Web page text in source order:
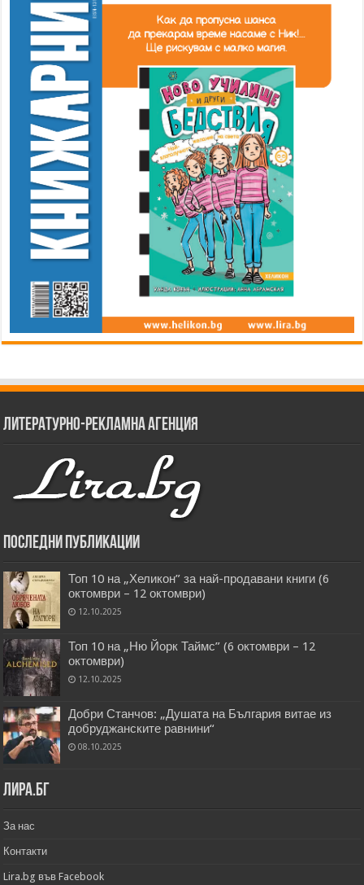
Литературно-рекламна агенция
Последни публикации
Топ 10 на „Хеликон” за най-продавани книги (6
октомври – 12 октомври)
12.10.2025
Топ 10 на „Ню Йорк Таймс” (6 октомври – 12
октомври)
12.10.2025
Добри Станчов: „Душата на България витае из
добруджанските равнини“
08.10.2025
Лира.бг
За нас
Контакти
Lira.bg във Facebook